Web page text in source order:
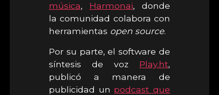
música, Harmonai, donde
la comunidad colabora con
herramientas open source.
Por su parte, el software de
síntesis de voz Play.ht,
publicó a manera de
publicidad un podcast que